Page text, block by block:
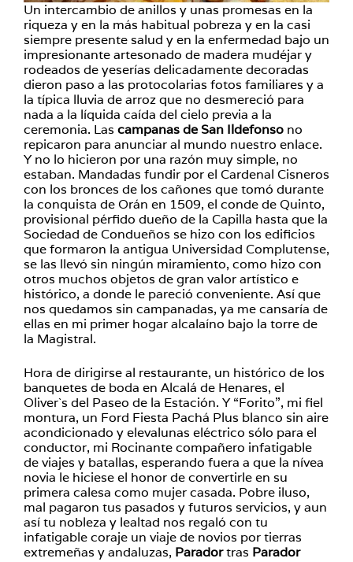
Un intercambio de anillos y unas promesas en la
riqueza y en la más habitual pobreza y en la casi
siempre presente salud y en la enfermedad bajo un
impresionante artesonado de madera mudéjar y
rodeados de yeserías delicadamente decoradas
dieron paso a las protocolarias fotos familiares y a
la típica lluvia de arroz que no desmereció para
nada a la líquida caída del cielo previa a la
ceremonia. Las campanas de San Ildefonso no
repicaron para anunciar al mundo nuestro enlace.
Y no lo hicieron por una razón muy simple, no
estaban. Mandadas fundir por el Cardenal Cisneros
con los bronces de los cañones que tomó durante
la conquista de Orán en 1509, el conde de Quinto,
provisional pérfido dueño de la Capilla hasta que la
Sociedad de Condueños se hizo con los edificios
que formaron la antigua Universidad Complutense,
se las llevó sin ningún miramiento, como hizo con
otros muchos objetos de gran valor artístico e
histórico, a donde le pareció conveniente. Así que
nos quedamos sin campanadas, ya me cansaría de
ellas en mi primer hogar alcalaíno bajo la torre de
la Magistral.
Hora de dirigirse al restaurante, un histórico de los
banquetes de boda en Alcalá de Henares, el
Oliver`s del Paseo de la Estación. Y “Forito”, mi fiel
montura, un Ford Fiesta Pachá Plus blanco sin aire
acondicionado y elevalunas eléctrico sólo para el
conductor, mi Rocinante compañero infatigable
de viajes y batallas, esperando fuera a que la nívea
novia le hiciese el honor de convertirle en su
primera calesa como mujer casada. Pobre iluso,
mal pagaron tus pasados y futuros servicios, y aun
así tu nobleza y lealtad nos regaló con tu
infatigable coraje un viaje de novios por tierras
extremeñas y andaluzas, Paradortras Parador